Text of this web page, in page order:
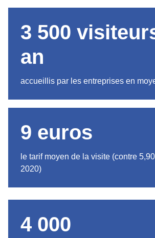
3 500
an
accueillis par les entreprises en
9 euros
le tarif moyen de la visite (contre
2020)
4 000